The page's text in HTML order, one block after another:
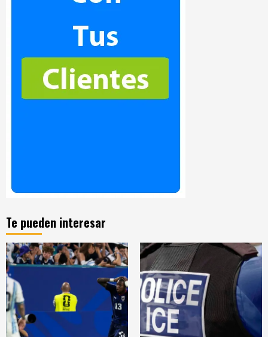
Te pueden interesar